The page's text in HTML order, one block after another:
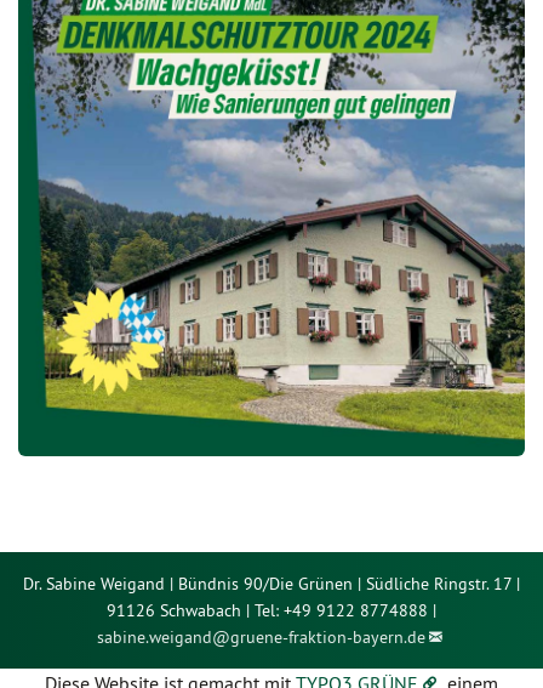
Dr. Sabine Weigand | Bündnis 90/Die Grünen | Südliche Ringstr. 17 |
91126 Schwabach | Tel: +49 9122 8774888 |
sabine.weigand@gruene-fraktion-bayern.de